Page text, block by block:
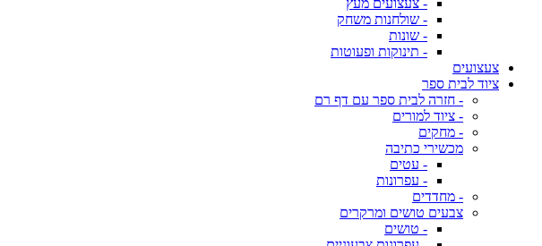
- צעצועים מעץ
- שולחנות משחק
- שונות
- תינוקות ופעוטות
צעצועים
ציוד לבית ספר
- חזרה לבית ספר עם דף רם
- ציוד למורים
- מחקים
מכשירי כתיבה
- עטים
- עפרונות
- מחדדים
צבעים טושים ומרקרים
- טושים